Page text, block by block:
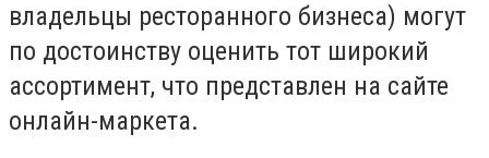
владельцы ресторанного бизнеса) могут
по достоинству оценить тот широкий
ассортимент, что представлен на сайте
онлайн-маркета.